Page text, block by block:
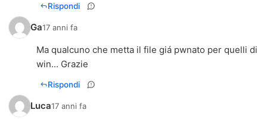
Rispondi
Ga17 anni fa
Ma qualcuno che metta il file giá pwnato per quelli di
win... Grazie
Rispondi
Luca17 anni fa